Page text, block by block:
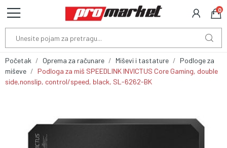
0
Početak Oprema za računare Miševi i tastature
Podloge za
miševe
Podloga za miš SPEEDLINK INVICTUS Core Gaming, double
side,nonslip, control/speed, black, SL-6262-BK